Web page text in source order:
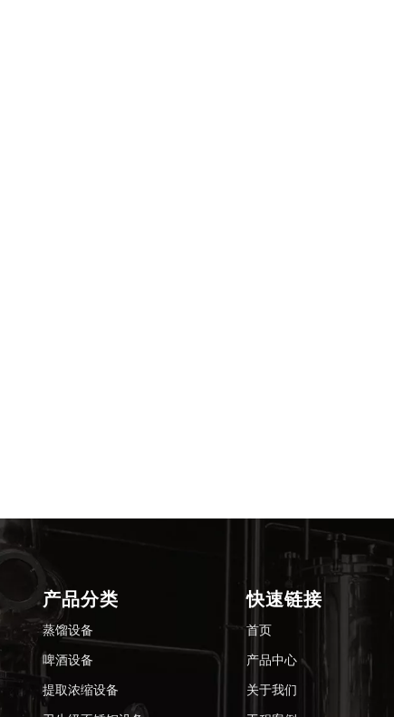
产品分类
蒸馏设备
啤酒设备
提取浓缩设备
快速链接
首页
产品中心
关于我们